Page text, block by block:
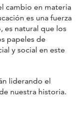
cambio en materia
es una fuerza
es natural que los
papeles de
y social en este
liderando el
nuestra historia.